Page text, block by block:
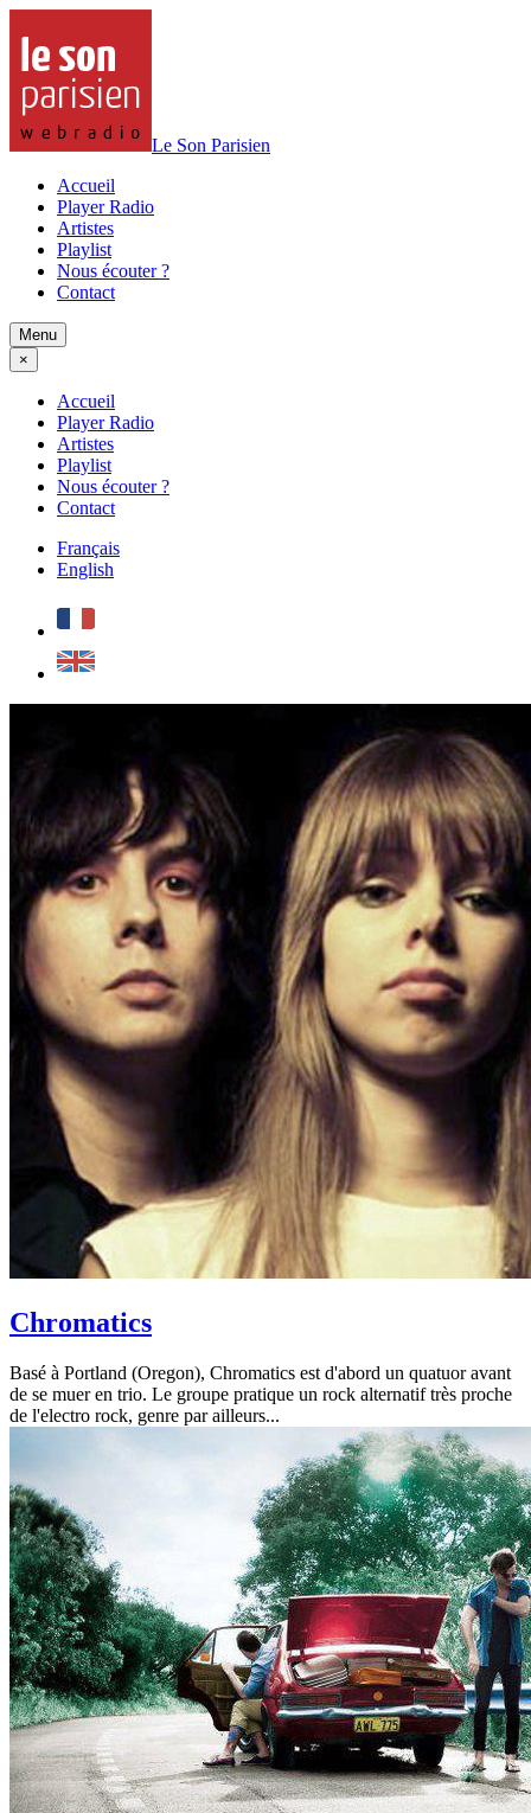
Le Son Parisien
Accueil
Player Radio
Artistes
Playlist
Nous écouter ?
Contact
Menu
×
Accueil
Player Radio
Artistes
Playlist
Nous écouter ?
Contact
Français
English
Chromatics
Basé à Portland (Oregon), Chromatics est d'abord un quatuor avant
de se muer en trio. Le groupe pratique un rock alternatif très proche
de l'electro rock, genre par ailleurs...